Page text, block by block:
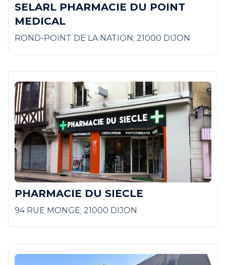
SELARL PHARMACIE DU POINT
MEDICAL
ROND-POINT DE LA NATION; 21000 DIJON
PHARMACIE DU SIECLE
94 RUE MONGE; 21000 DIJON